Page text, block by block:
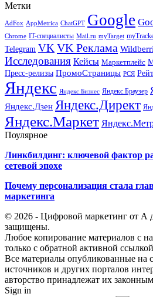
Метки
AdFox AppMetrica ChatGPT Google
Chrome IT-специалисты Mail.ru myTarget
Telegram VKVK Реклама
Исследования Кейсы Маркетплейс
Пресс-релизы ПромоСтраницы РСЯ
Яндекс Яндекс.Бизнес Яндекс.Браузер
Яндекс.Дзен Яндекс.Директ
Яндекс.Маркет
Поулярное
Линкбилдинг: ключевой фактор
сетевой эпохе
Почему персонализация стала
маркетинга
© 2026 - Цифровой маркетинг от А
защищены.
Любое копирование материалов с
только с обратной активной
Все материалы опубликованные на
источников и других порталов
авторство принадлежат их
Sign in